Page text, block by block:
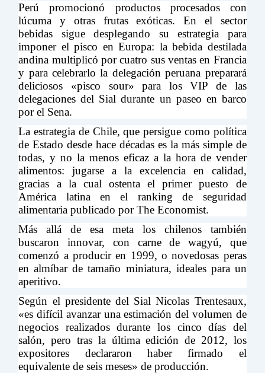
Perú promocionó productos procesados con
lúcuma y otras frutas exóticas. En el sector
bebidas sigue desplegando su estrategia para
imponer el pisco en Europa: la bebida destilada
andina multiplicó por cuatro sus ventas en Francia
y para celebrarlo la delegación peruana preparará
deliciosos «pisco sour» para los VIP de las
delegaciones del Sial durante un paseo en barco
por el Sena.
La estrategia de Chile, que persigue como política
de Estado desde hace décadas es la más simple de
todas, y no la menos eficaz a la hora de vender
alimentos: jugarse a la excelencia en calidad,
gracias a la cual ostenta el primer puesto de
América latina en el ranking de seguridad
alimentaria publicado por The Economist.
Más allá de esa meta los chilenos también
buscaron innovar, con carne de wagyú, que
comenzó a producir en 1999, o novedosas peras
en almíbar de tamaño miniatura, ideales para un
aperitivo.
Según el presidente del Sial Nicolas Trentesaux,
«es difícil avanzar una estimación del volumen de
negocios realizados durante los cinco días del
salón, pero tras la última edición de 2012, los
expositores declararon haber firmado el
equivalente de seis meses» de producción.